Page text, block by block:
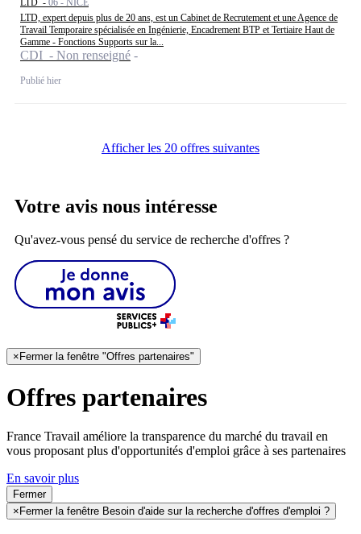
LTD, expert depuis plus de 20 ans, est un Cabinet de Recrutement et une Agence de
Travail Temporaire spécialisée en Ingénierie, Encadrement BTP et Tertiaire Haut de
Gamme - Fonctions Supports sur la...
CDI - Non renseigné
Publié hier
Afficher les 20 offres suivantes
Votre avis nous intéresse
Qu'avez-vous pensé du service de recherche d'offres ?
× Fermer la fenêtre "Offres partenaires"
Offres partenaires
France Travail améliore la transparence du marché du travail en
vous proposant plus d'opportunités d'emploi grâce à ses partenaires
En savoir plus
Fermer
× Fermer la fenêtre Besoin d'aide sur la recherche d'offres d'emploi ?